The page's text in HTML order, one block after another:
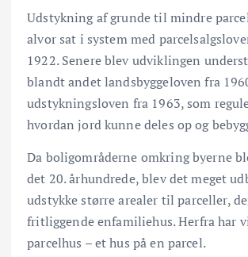
Udstykning af grunde til mindre
alvor sat i system med
1922. Senere blev udviklingen
blandt andet landsbyggeloven fra
udstykningsloven fra 1963, som
hvordan jord kunne deles op og
Da boligområderne omkring byerne
det 20. århundrede, blev det meget
udstykke større arealer til parceller,
fritliggende enfamiliehus. Herfra har
parcelhus – et hus på en parcel.